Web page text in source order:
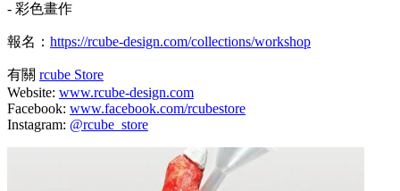
- 彩色畫作
報名： https://rcube-design.com/collections/workshop
有關 rcube Store
Website: www.rcube-design.com
Facebook: www.facebook.com/rcubestore
Instagram: @rcube_store